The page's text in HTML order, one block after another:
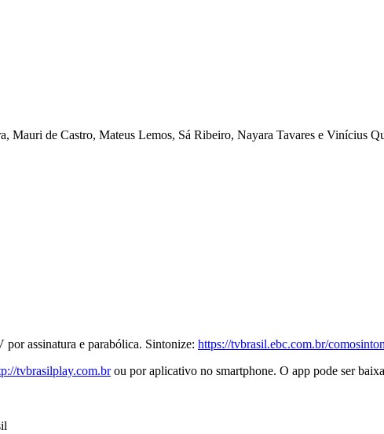
de Castro, Mateus Lemos, Sá Ribeiro, Nayara Tavares e Vinícius
por assinatura e parabólica. Sintonize: https://tvbrasil.ebc.com.br/
tvbrasilplay.com.brou por aplicativo no smartphone. O app pode ser